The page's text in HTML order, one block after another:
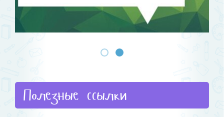
Полезные ссылки